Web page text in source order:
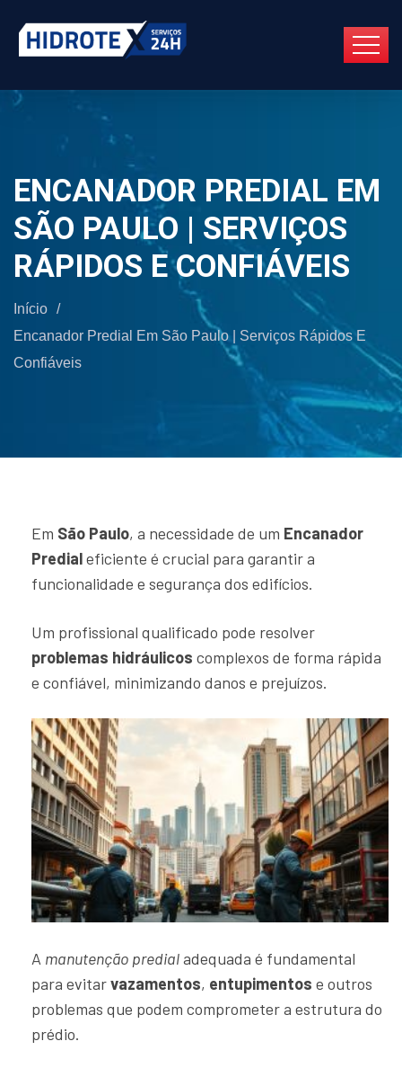
ENCANADOR PREDIAL EM
SÃO PAULO | SERVIÇOS
RÁPIDOS E CONFIÁVEIS
Início /
Encanador Predial Em São Paulo | Serviços Rápidos E
Confiáveis
Em São Paulo, a necessidade de um Encanador
Predialeficiente é crucial para garantir a
funcionalidade e segurança dos edifícios.
Um profissional qualificado pode resolver
problemas hidráulicos complexos de forma rápida
e confiável, minimizando danos e prejuízos.
A manutenção predialadequada é fundamental
para evitarvazamentos, entupimentos e outros
problemas que podem comprometer a estrutura do
prédio.